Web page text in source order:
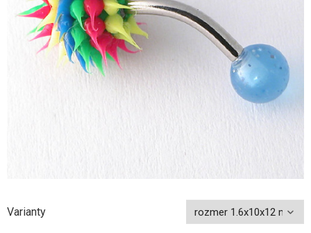
Varianty